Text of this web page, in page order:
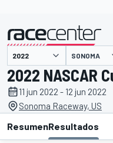
presentado por SONOMA
2022 NASCAR
11 jun 2022 - 12 jun 2022
Sonoma Raceway, US
ResumenResultados